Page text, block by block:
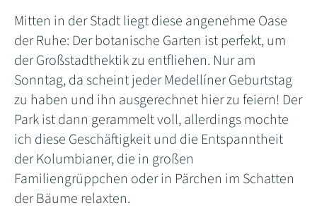
Mitten in der Stadt liegt diese angenehme Oase
der Ruhe: Der botanische Garten ist perfekt, um
der Großstadthektik zu entfliehen. Nur am
Sonntag, da scheint jeder Medellíner Geburtstag
zu haben und ihn ausgerechnet hier zu feiern! Der
Park ist dann gerammelt voll, allerdings mochte
ich diese Geschäftigkeit und die Entspanntheit
der Kolumbianer, die in großen
Familiengrüppchen oder in Pärchen im Schatten
der Bäume relaxten.